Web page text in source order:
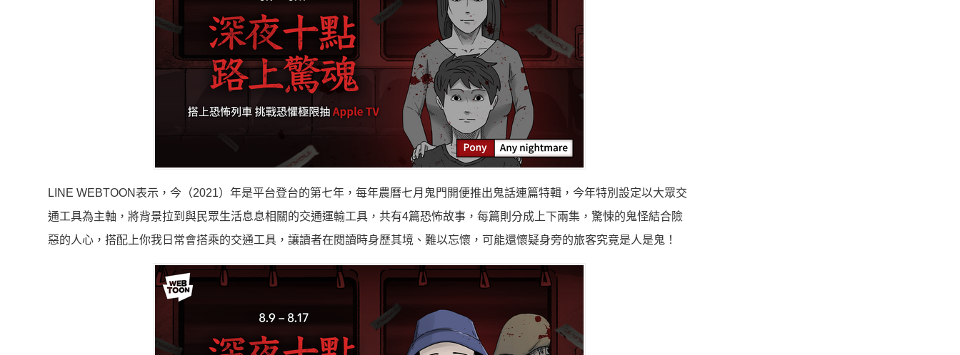
LINE WEBTOON表示，今（2021）年是平台登台的第七年，每年農曆七月鬼門開便推出鬼話連篇特輯，今年特別設定以大眾交
通工具為主軸， 將背景拉到與民眾生活息息相關的交通運輸工具，共有4篇恐怖故事 ，每篇則分成上下兩集，驚悚的鬼怪結合險
惡的人心，搭配上你我日常會搭乘的交通工具，讓讀者在閱讀時身歷其境、難以忘懷， 可能還懷疑身旁的旅客究竟是人是鬼！